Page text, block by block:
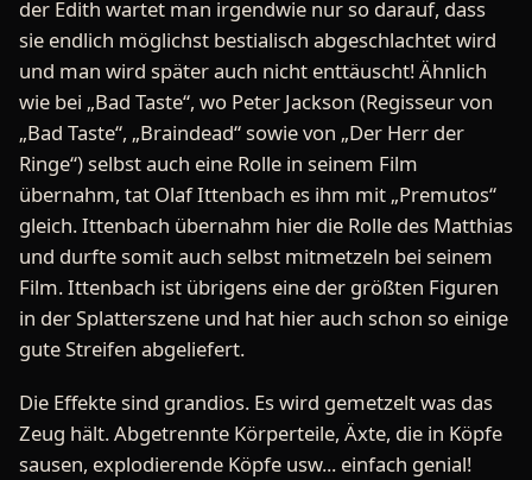
der Edith wartet man irgendwie nur so darauf, dass
sie endlich möglichst bestialisch abgeschlachtet wird
und man wird später auch nicht enttäuscht! Ähnlich
wie bei „Bad Taste“, wo Peter Jackson (Regisseur von
„Bad Taste“, „Braindead“ sowie von „Der Herr der
Ringe“) selbst auch eine Rolle in seinem Film
übernahm, tat Olaf Ittenbach es ihm mit „Premutos“
gleich. Ittenbach übernahm hier die Rolle des Matthias
und durfte somit auch selbst mitmetzeln bei seinem
Film. Ittenbach ist übrigens eine der größten Figuren
in der Splatterszene und hat hier auch schon so einige
gute Streifen abgeliefert.
Die Effekte sind grandios. Es wird gemetzelt was das
Zeug hält. Abgetrennte Körperteile, Äxte, die in Köpfe
sausen, explodierende Köpfe usw... einfach genial!